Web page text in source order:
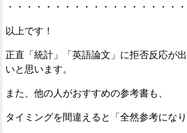
・・・・・・・・・・・・・・・・・・
以上です！
正直「統計」「英語論文」に拒否反応が
いと思います。
また、他の人がおすすめの参考書も、
タイミングを間違えると「全然参考になり